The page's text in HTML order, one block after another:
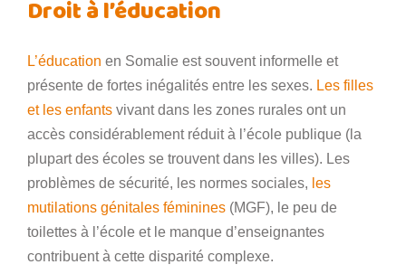
Droit à l’éducation
L’éducation en Somalie est souvent informelle et
présente de fortes inégalités entre les sexes. Les filles
et les enfants vivant dans les zones rurales ont un
accès considérablement réduit à l’école publique (la
plupart des écoles se trouvent dans les villes). Les
problèmes de sécurité, les normes sociales, les
mutilations génitales féminines (MGF), le peu de
toilettes à l’école et le manque d’enseignantes
contribuent à cette disparité complexe.